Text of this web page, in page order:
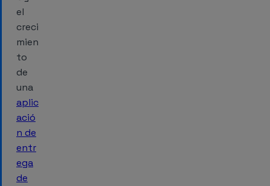
el
creci
mien
to
de
una
aplic
ació
n de
entr
ega
de